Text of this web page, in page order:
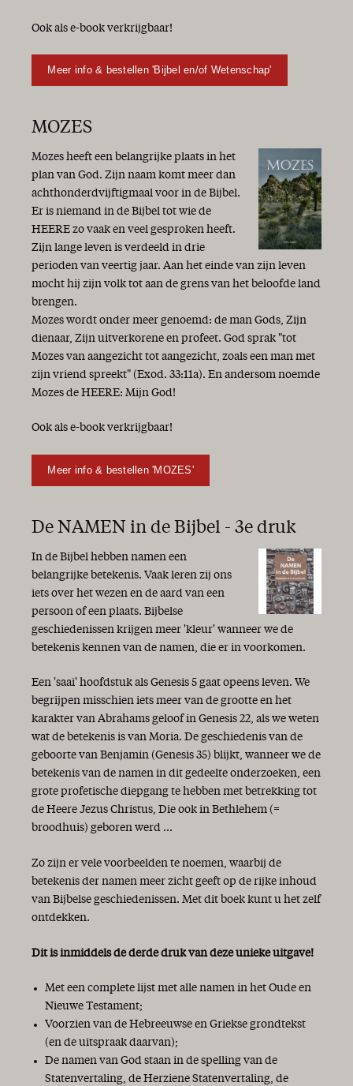
Ook als e-book verkrijgbaar!
Meer info & bestellen 'Bijbel en/of Wetenschap'
MOZES
Mozes heeft een belangrijke plaats in het
plan van God. Zijn naam komt meer dan
achthonderdvijftigmaal voor in de Bijbel.
Er is niemand in de Bijbel tot wie de
HEERE zo vaak en veel gesproken heeft.
Zijn lange leven is verdeeld in drie
perioden van veertig jaar. Aan het einde van zijn leven
mocht hij zijn volk tot aan de grens van het beloofde land
brengen.
Mozes wordt onder meer genoemd: de man Gods, Zijn
dienaar, Zijn uitverkorene en profeet. God sprak "tot
Mozes van aangezicht tot aangezicht, zoals een man met
zijn vriend spreekt" (Exod. 33:11a). En andersom noemde
Mozes de HEERE: Mijn God!
Ook als e-book verkrijgbaar!
Meer info & bestellen 'MOZES'
De NAMEN in de Bijbel - 3e druk
In de Bijbel hebben namen een
belangrijke betekenis. Vaak leren zij ons
iets over het wezen en de aard van een
persoon of een plaats. Bijbelse
geschiedenissen krijgen meer 'kleur' wanneer we de
betekenis kennen van de namen, die er in voorkomen.
Een 'saai' hoofdstuk als Genesis 5 gaat opeens leven. We
begrijpen misschien iets meer van de grootte en het
karakter van Abrahams geloof in Genesis 22, als we weten
wat de betekenis is van Moria. De geschiedenis van de
geboorte van Benjamin (Genesis 35) blijkt, wanneer we de
betekenis van de namen in dit gedeelte onderzoeken, een
grote profetische diepgang te hebben met betrekking tot
de Heere Jezus Christus, Die ook in Bethlehem (=
broodhuis) geboren werd ...
Zo zijn er vele voorbeelden te noemen, waarbij de
betekenis der namen meer zicht geeft op de rijke inhoud
van Bijbelse geschiedenissen. Met dit boek kunt u het zelf
ontdekken.
Dit is inmiddels de derde druk van deze unieke uitgave!
Met een complete lijst met alle namen in het Oude en
Nieuwe Testament;
Voorzien van de Hebreeuwse en Griekse grondtekst
(en de uitspraak daarvan);
De namen van God staan in de spelling van de
Statenvertaling, de Herziene Statenvertaling, de